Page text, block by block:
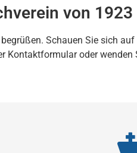
von 1923
Schauen Sie sich
Kontaktformular oder wenden